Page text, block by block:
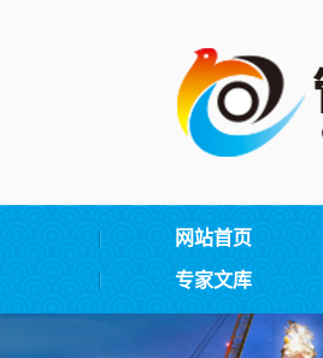
网站首页
专家文库